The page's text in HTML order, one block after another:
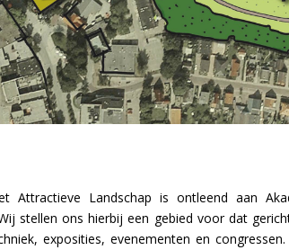
Attractieve Landschap is ontleend aan
stellen ons hierbij een gebied voor dat
exposities, evenementen en